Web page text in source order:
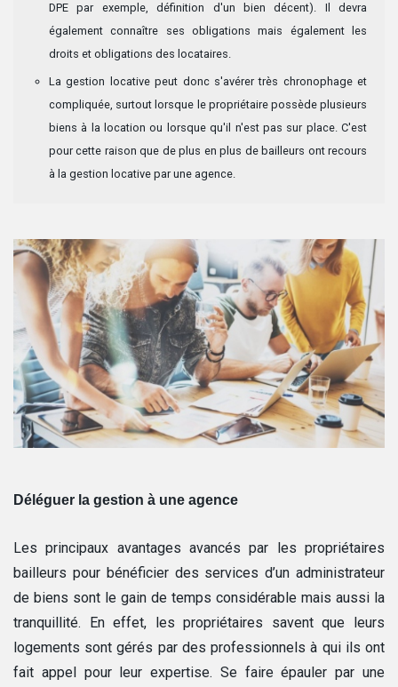
DPE par exemple, définition d'un bien décent). Il devra
également connaître ses obligations mais également les
droits et obligations des locataires.
La gestion locative peut donc s'avérer très chronophage et
compliquée, surtout lorsque le propriétaire possède plusieurs
biens à la location ou lorsque qu'il n'est pas sur place. C'est
pour cette raison que de plus en plus de bailleurs ont recours
à la gestion locative par une agence.
Déléguer la gestion à une agence
Les principaux avantages avancés par les propriétaires
bailleurs pour bénéficier des services d’un administrateur
de biens sont le gain de temps considérable mais aussi la
tranquillité. En effet, les propriétaires savent que leurs
logements sont gérés par des professionnels à qui ils ont
fait appel pour leur expertise. Se faire épauler par une